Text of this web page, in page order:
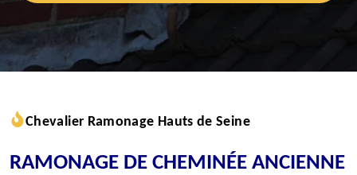
Chevalier Ramonage Hauts de Seine
RAMONAGE DE CHEMINÉE ANCIENNE